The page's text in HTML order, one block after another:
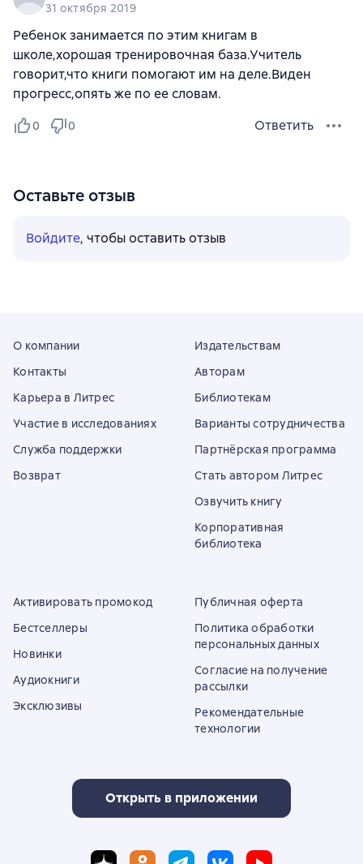
31 октября 2019
Ребенок занимается по этим книгам в
школе,хорошая тренировочная база.Учитель
говорит,что книги помогают им на деле.Виден
прогресс,опять же по ее словам.
0 0 Ответить
Оставьте отзыв
Войдите, чтобы оставить отзыв
О компании
Контакты
Карьера в Литрес
Участие в исследованиях
Служба поддержки
Возврат
Издательствам
Авторам
Библиотекам
Варианты сотрудничества
Партнёрская программа
Стать автором Литрес
Озвучить книгу
Корпоративная
библиотека
Активировать промокод
Бестселлеры
Новинки
Аудиокниги
Эксклюзивы
Публичная оферта
Политика обработки
персональных данных
Согласие на получение
рассылки
Рекомендательные
технологии
Открыть в приложении